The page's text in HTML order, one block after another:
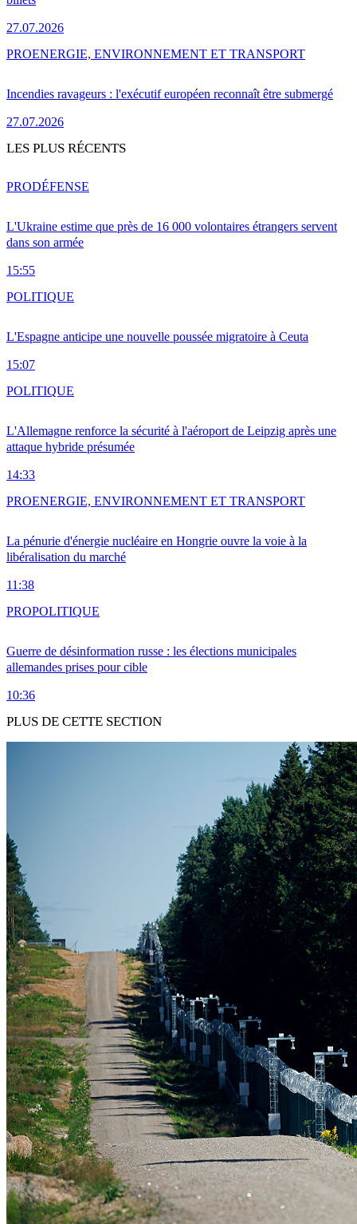
27.07.2026
Incendies ravageurs : l'exécutif européen reconnaît être submergé
27.07.2026
PROENERGIE, ENVIRONNEMENT ET TRANSPORT
LES PLUS RÉCENTS
L'Ukraine estime que près de 16 000 volontaires étrangers servent
dans son armée
15:55
PRODÉFENSE
L'Espagne anticipe une nouvelle poussée migratoire à Ceuta
15:07
POLITIQUE
L'Allemagne renforce la sécurité à l'aéroport de Leipzig après une
attaque hybride présumée
14:33
POLITIQUE
La pénurie d'énergie nucléaire en Hongrie ouvre la voie à la
libéralisation du marché
11:38
PROENERGIE, ENVIRONNEMENT ET TRANSPORT
Guerre de désinformation russe : les élections municipales
allemandes prises pour cible
10:36
PROPOLITIQUE
PLUS DE CETTE SECTION